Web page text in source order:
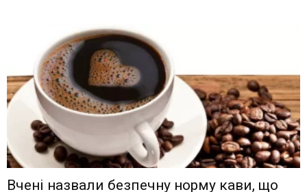
Вчені назвали безпечну норму кави, що